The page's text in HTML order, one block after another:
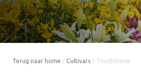
Terug naar home / Cultivars / Touchstone